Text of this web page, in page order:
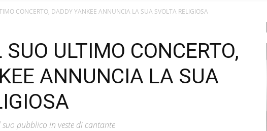
CONCERTO, DADDY YANKEE ANNUNCIA LA SUA SVOLTA RELIGIOSA
ULTIMO CONCERTO,
ANNUNCIA LA SUA
pubblico in veste di cantante